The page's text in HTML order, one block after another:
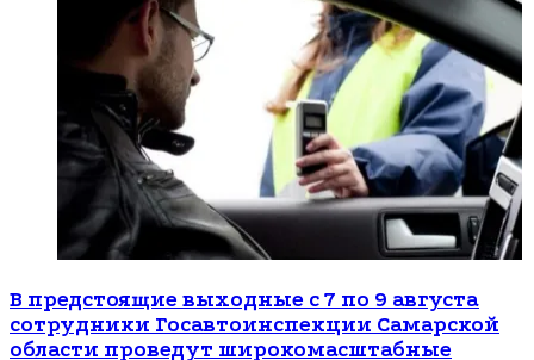
В предстоящие выходные с 7 по 9 августа
сотрудники Госавтоинспекции Самарской
области проведут широкомасштабные